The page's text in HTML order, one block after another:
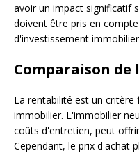
avoir un impact significatif
doivent être pris en
d'investissement
Comparaison
La rentabilité est un
immobilier. L'immobilier
coûts d'entretien, peut
Cependant, le prix d'achat